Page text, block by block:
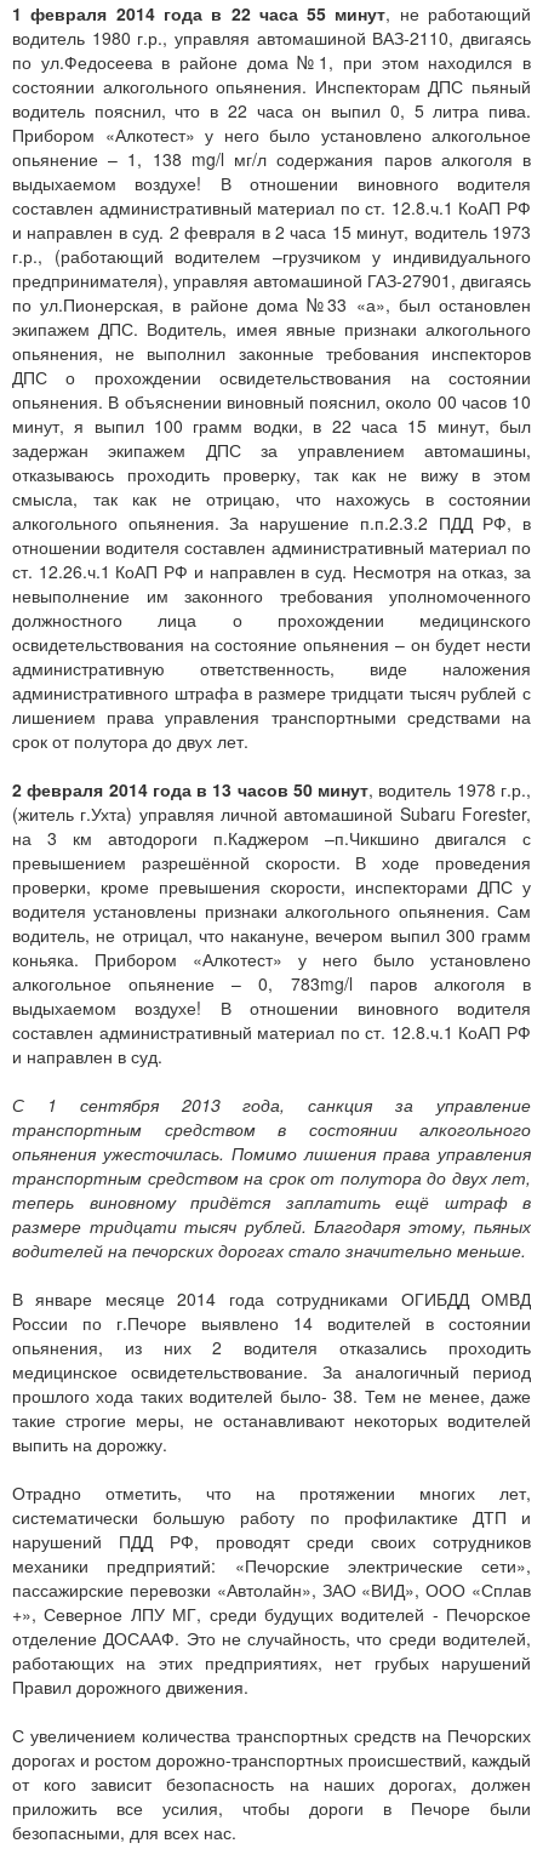
1 февраля 2014 года в 22 часа 55 минут, не работающий
водитель 1980 г.р., управляя автомашиной ВАЗ-2110, двигаясь
по ул.Федосеева в районе дома №1, при этом находился в
состоянии алкогольного опьянения. Инспекторам ДПС пьяный
водитель пояснил, что в 22 часа он выпил 0, 5 литра пива.
Прибором «Алкотест» у него было установлено алкогольное
опьянение – 1, 138 mg/l мг/л содержания паров алкоголя в
выдыхаемом воздухе! В отношении виновного водителя
составлен административный материал по ст. 12.8.ч.1 КоАП РФ
и направлен в суд. 2 февраля в 2 часа 15 минут, водитель 1973
г.р., (работающий водителем –грузчиком у индивидуального
предпринимателя), управляя автомашиной ГАЗ-27901, двигаясь
по ул.Пионерская, в районе дома №33 «а», был остановлен
экипажем ДПС. Водитель, имея явные признаки алкогольного
опьянения, не выполнил законные требования инспекторов
ДПС о прохождении освидетельствования на состоянии
опьянения. В объяснении виновный пояснил, около 00 часов 10
минут, я выпил 100 грамм водки, в 22 часа 15 минут, был
задержан экипажем ДПС за управлением автомашины,
отказываюсь проходить проверку, так как не вижу в этом
смысла, так как не отрицаю, что нахожусь в состоянии
алкогольного опьянения. За нарушение п.п.2.3.2 ПДД РФ, в
отношении водителя составлен административный материал по
ст. 12.26.ч.1 КоАП РФ и направлен в суд. Несмотря на отказ, за
невыполнение им законного требования уполномоченного
должностного лица о прохождении медицинского
освидетельствования на состояние опьянения – он будет нести
административную ответственность, виде наложения
административного штрафа в размере тридцати тысяч рублей с
лишением права управления транспортными средствами на
срок от полутора до двух лет.
2 февраля 2014 года в 13 часов 50 минут, водитель 1978 г.р.,
(житель г.Ухта) управляя личной автомашиной Subaru Forester,
на 3 км автодороги п.Каджером –п.Чикшино двигался с
превышением разрешённой скорости. В ходе проведения
проверки, кроме превышения скорости, инспекторами ДПС у
водителя установлены признаки алкогольного опьянения. Сам
водитель, не отрицал, что накануне, вечером выпил 300 грамм
коньяка. Прибором «Алкотест» у него было установлено
алкогольное опьянение – 0, 783mg/l паров алкоголя в
выдыхаемом воздухе! В отношении виновного водителя
составлен административный материал по ст. 12.8.ч.1 КоАП РФ
и направлен в суд.
С 1 сентября 2013 года, санкция за управление
транспортным средством в состоянии алкогольного
опьянения ужесточилась. Помимо лишения права управления
транспортным средством на срок от полутора до двух лет,
теперь виновному придётся заплатить ещё штраф в
размере тридцати тысяч рублей. Благодаря этому, пьяных
водителей на печорских дорогах стало значительно меньше.
В январе месяце 2014 года сотрудниками ОГИБДД ОМВД
России по г.Печоре выявлено 14 водителей в состоянии
опьянения, из них 2 водителя отказались проходить
медицинское освидетельствование. За аналогичный период
прошлого хода таких водителей было- 38. Тем не менее, даже
такие строгие меры, не останавливают некоторых водителей
выпить на дорожку.
Отрадно отметить, что на протяжении многих лет,
систематически большую работу по профилактике ДТП и
нарушений ПДД РФ, проводят среди своих сотрудников
механики предприятий: «Печорские электрические сети»,
пассажирские перевозки «Автолайн», ЗАО «ВИД», ООО «Сплав
+», Северное ЛПУ МГ, среди будущих водителей - Печорское
отделение ДОСААФ. Это не случайность, что среди водителей,
работающих на этих предприятиях, нет грубых нарушений
Правил дорожного движения.
С увеличением количества транспортных средств на Печорских
дорогах и ростом дорожно-транспортных происшествий, каждый
от кого зависит безопасность на наших дорогах, должен
приложить все усилия, чтобы дороги в Печоре были
безопасными, для всех нас.